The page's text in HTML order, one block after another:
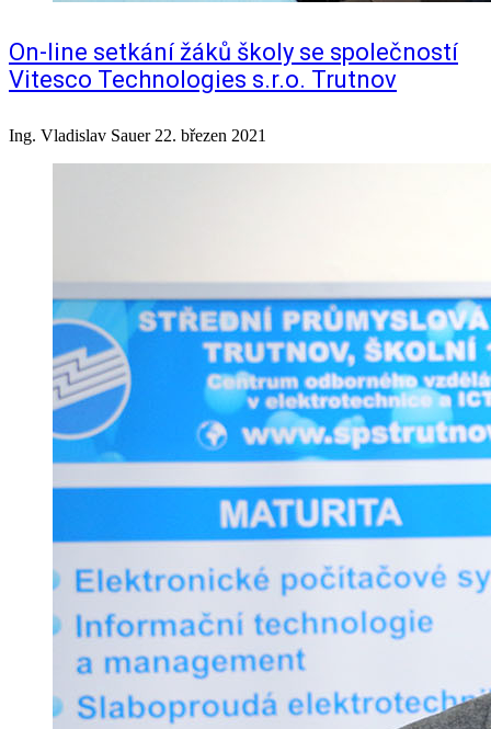
On-line setkání žáků školy se společností
Vitesco Technologies s.r.o. Trutnov
Ing. Vladislav Sauer 22. březen 2021